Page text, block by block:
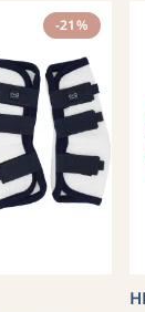
-21%